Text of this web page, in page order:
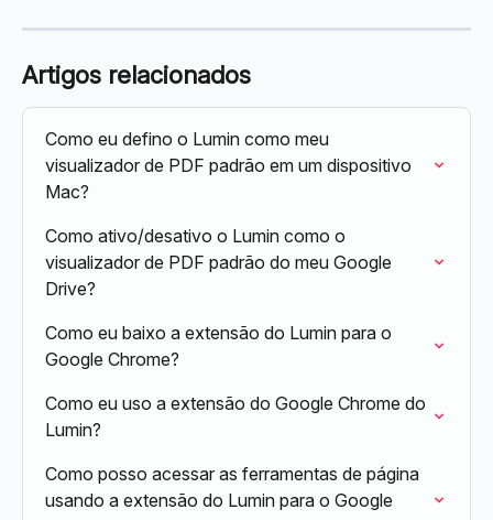
Artigos relacionados
Como eu defino o Lumin como meu
visualizador de PDF padrão em um dispositivo
Mac?
Como ativo/desativo o Lumin como o
visualizador de PDF padrão do meu Google
Drive?
Como eu baixo a extensão do Lumin para o
Google Chrome?
Como eu uso a extensão do Google Chrome do
Lumin?
Como posso acessar as ferramentas de página
usando a extensão do Lumin para o Google